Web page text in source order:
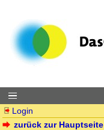
Login
zurück zur Hauptseite